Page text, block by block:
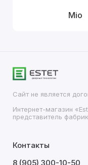
Mio
Сайт не является
Интернет-магазин
представитель
Контакты
8 (905) 300-10-50